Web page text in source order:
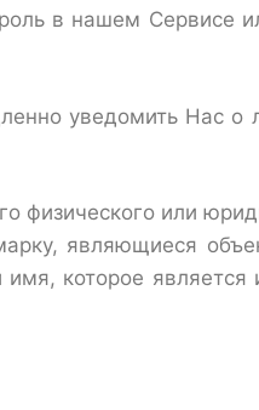
в нашем Сервисе
уведомить Нас о
физического или
являющиеся
которое